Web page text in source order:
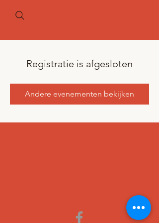
Registratie is afgesloten
Andere evenementen bekijken